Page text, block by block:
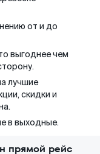
от и до
выгоднее чем
лучшие
скидки и
в выходные.
прямой рейс